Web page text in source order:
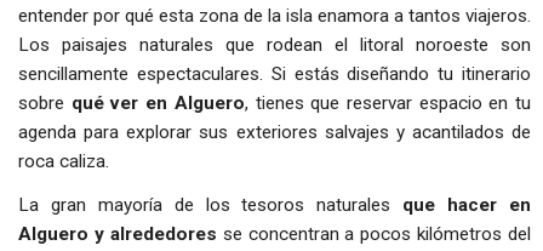
entender por qué esta zona de la isla enamora a tantos viajeros.
Los paisajes naturales que rodean el litoral noroeste son
sencillamente espectaculares. Si estás diseñando tu itinerario
sobre qué ver en Alguero, tienes que reservar espacio en tu
agenda para explorar sus exteriores salvajes y acantilados de
roca caliza.
La gran mayoría de los tesoros naturales que hacer en
Alguero y alrededores se concentran a pocos kilómetros del